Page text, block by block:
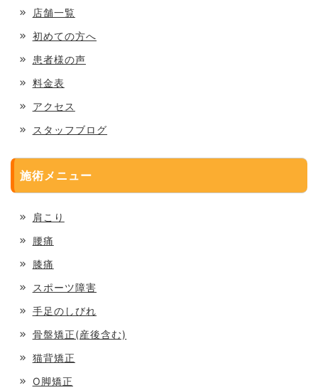
店舗一覧
初めての方へ
患者様の声
料金表
アクセス
スタッフブログ
施術メニュー
肩こり
腰痛
膝痛
スポーツ障害
手足のしびれ
骨盤矯正(産後含む)
猫背矯正
O脚矯正